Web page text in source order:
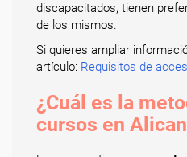
discapacitados, tienen
de los mismos.
Si quieres ampliar
artículo: Requisitos de
¿Cuál es la
cursos en